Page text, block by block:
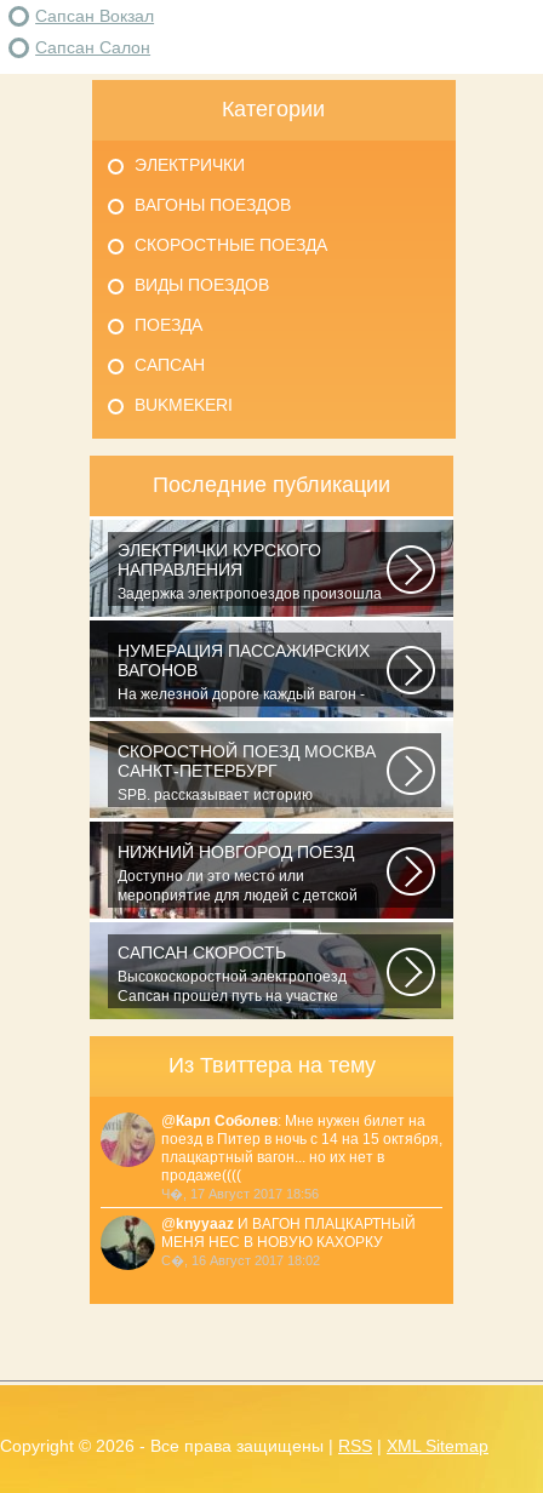
Сапсан Вокзал
Сапсан Салон
Категории
ЭЛЕКТРИЧКИ
ВАГОНЫ ПОЕЗДОВ
СКОРОСТНЫЕ ПОЕЗДА
ВИДЫ ПОЕЗДОВ
ПОЕЗДА
САПСАН
BUKMEKERI
Последние публикации
ЭЛЕКТРИЧКИ КУРСКОГО
НАПРАВЛЕНИЯ
Задержка электропоездов произошла
из-за огнетушителя, обнаруженного
на...
НУМЕРАЦИЯ ПАССАЖИРСКИХ
ВАГОНОВ
На железной дороге каждый вагон -
как автомобиль - имеет свой личный
номер...
СКОРОСТНОЙ ПОЕЗД МОСКВА
САНКТ-ПЕТЕРБУРГ
SPB. рассказывает историю
крупнейшей железнодорожной
катастрофы страны...
НИЖНИЙ НОВГОРОД ПОЕЗД
Доступно ли это место или
мероприятие для людей с детской
коляской?ДаНетНе...
САПСАН СКОРОСТЬ
Высокоскоростной электропоезд
Сапсан прошел путь на участке
Окуловка...
Из Твиттера на тему
@ Карл Соболев: Мне нужен билет на
поезд в Питер в ночь с 14 на 15 октября,
плацкартный вагон... но их нет в
продаже((((
Ч�, 17 Август 2017 18:56
@ knyyaaz И ВАГОН ПЛАЦКАРТНЫЙ
МЕНЯ НЕС В НОВУЮ КАХОРКУ
С�, 16 Август 2017 18:02
Copyright © 2026 - Все права защищены | RSS | XML Sitemap